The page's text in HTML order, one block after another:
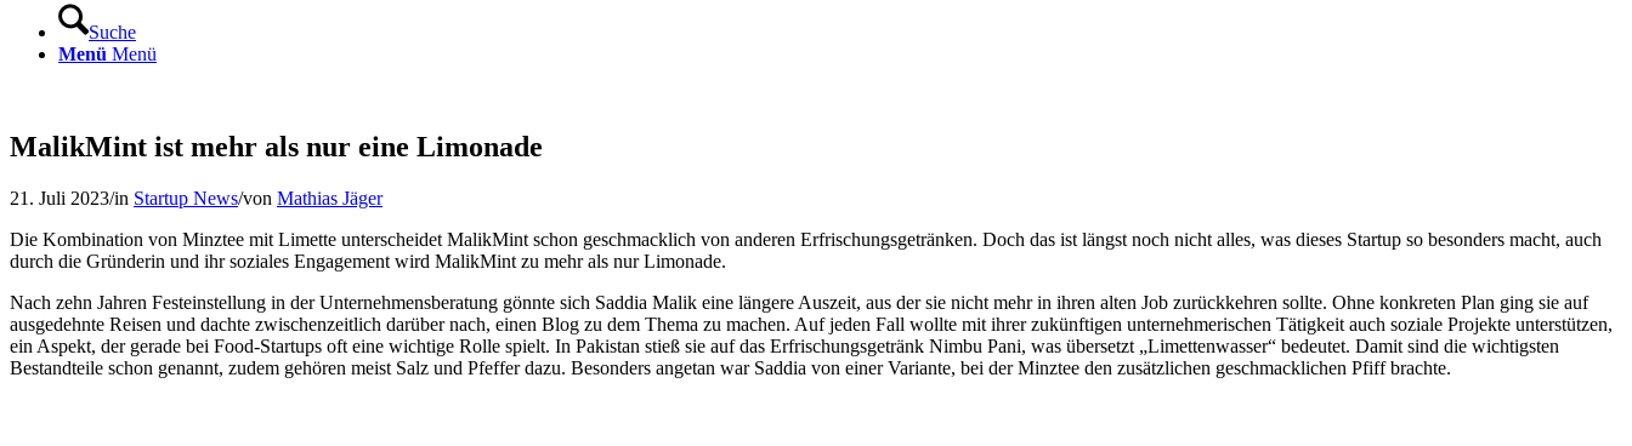
Suche
Menü Menü
MalikMint ist mehr als nur eine Limonade
21. Juli 2023/in Startup News/von Mathias Jäger
Die Kombination von Minztee mit Limette unterscheidet MalikMint schon geschmacklich von anderen Erfrischungsgetränken. Doch das ist längst noch nicht alles, was dieses Startup so besonders macht, auch
durch die Gründerin und ihr soziales Engagement wird MalikMint zu mehr als nur Limonade.
Nach zehn Jahren Festeinstellung in der Unternehmensberatung gönnte sich Saddia Malik eine längere Auszeit, aus der sie nicht mehr in ihren alten Job zurückkehren sollte. Ohne konkreten Plan ging sie auf
ausgedehnte Reisen und dachte zwischenzeitlich darüber nach, einen Blog zu dem Thema zu machen. Auf jeden Fall wollte mit ihrer zukünftigen unternehmerischen Tätigkeit auch soziale Projekte unterstützen,
ein Aspekt, der gerade bei Food-Startups oft eine wichtige Rolle spielt. In Pakistan stieß sie auf das Erfrischungsgetränk Nimbu Pani, was übersetzt „Limettenwasser“ bedeutet. Damit sind die wichtigsten
Bestandteile schon genannt, zudem gehören meist Salz und Pfeffer dazu. Besonders angetan war Saddia von einer Variante, bei der Minztee den zusätzlichen geschmacklichen Pfiff brachte.